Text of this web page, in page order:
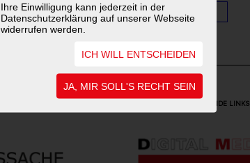
Ihre Einwilligung kann jederzeit in der
Datenschutzerklärung auf unserer Webseite
widerrufen werden.
ICH WILL ENTSCHEIDEN
JA, MIR SOLL'S RECHT SEIN
1
WEITERFÜHRENDE LINKS